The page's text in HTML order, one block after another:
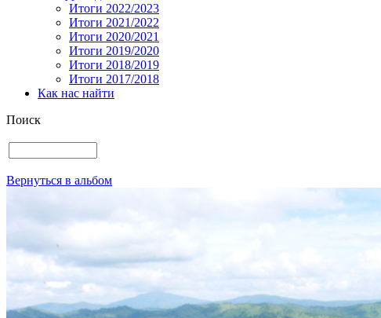
Итоги 2022/2023
Итоги 2021/2022
Итоги 2020/2021
Итоги 2019/2020
Итоги 2018/2019
Итоги 2017/2018
Как нас найти
Поиск
Вернуться в альбом